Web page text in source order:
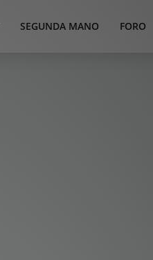
SEGUNDA MANO FORO